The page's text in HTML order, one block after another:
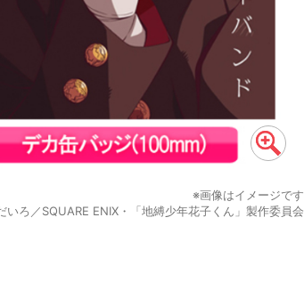
※画像はイメージです
いろ／SQUARE ENIX・「地縛少年花子くん」製作委員会